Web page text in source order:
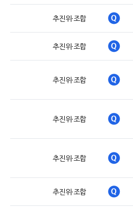
추진위·조합
추진위·조합
추진위·조합
추진위·조합
추진위·조합
추진위·조합